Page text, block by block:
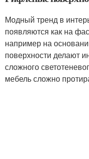
Модный тренд в
появляются как на
например на
поверхности делают
сложного
мебель сложно